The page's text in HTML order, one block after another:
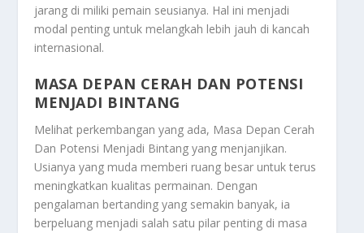
jarang di miliki pemain seusianya. Hal ini menjadi
modal penting untuk melangkah lebih jauh di kancah
internasional.
MASA DEPAN CERAH DAN POTENSI
MENJADI BINTANG
Melihat perkembangan yang ada, Masa Depan Cerah
Dan Potensi Menjadi Bintang yang menjanjikan.
Usianya yang muda memberi ruang besar untuk terus
meningkatkan kualitas permainan. Dengan
pengalaman bertanding yang semakin banyak, ia
berpeluang menjadi salah satu pilar penting di masa